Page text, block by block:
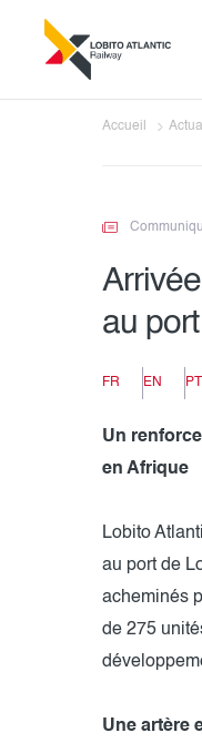
Accueil
au
FR EN PT
Un
en Afrique
Lobito
au port de
acheminés
de 275
Une artère